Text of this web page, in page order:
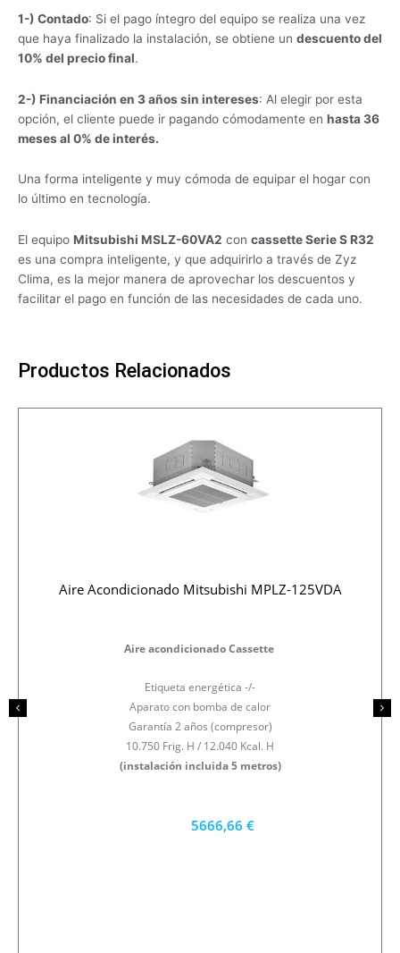
1-) Contado: Si el pago íntegro del equipo se realiza una vez
que haya finalizado la instalación, se obtiene un descuento del
10% del precio final.
2-) Financiación en 3 años sin intereses: Al elegir por esta
opción, el cliente puede ir pagando cómodamente en hasta 36
meses al 0% de interés.
Una forma inteligente y muy cómoda de equipar el hogar con
lo último en tecnología.
El equipo Mitsubishi MSLZ-60VA2 con cassette Serie S R32
es una compra inteligente, y que adquirirlo a través de Zyz
Clima, es la mejor manera de aprovechar los descuentos y
facilitar el pago en función de las necesidades de cada uno.
Productos Relacionados
Aire Acondicionado Mitsubishi MPLZ-125VDA
Aire acondicionado Cassette
Etiqueta energética -/-
Aparato con bomba de calor
Garantía 2 años (compresor)
10.750 Frig. H / 12.040 Kcal. H
(instalación incluida 5 metros)
5666,66 €